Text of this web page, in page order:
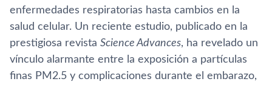
enfermedades respiratorias hasta cambios en la
salud celular. Un reciente estudio, publicado en la
prestigiosa revista Science Advances, ha revelado un
vínculo alarmante entre la exposición a partículas
finas PM2.5 y complicaciones durante el embarazo,